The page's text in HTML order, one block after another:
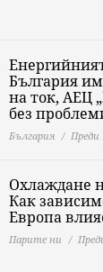
България
на ток, АЕЦ
без
България Преди
Охлаждане
Как
Европа
Парите ни